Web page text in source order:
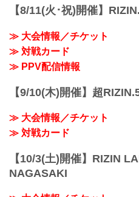
ール：
（
【8/11(火･祝)開催】
≫ 大会情報／チケット
≫ 対戦カード
≫ PPV配信情報
【9/10(木)開催】超
≫ 大会情報／チケット
≫ 対戦カード
【10/3(土)開催】RIZIN
NAGASAKI